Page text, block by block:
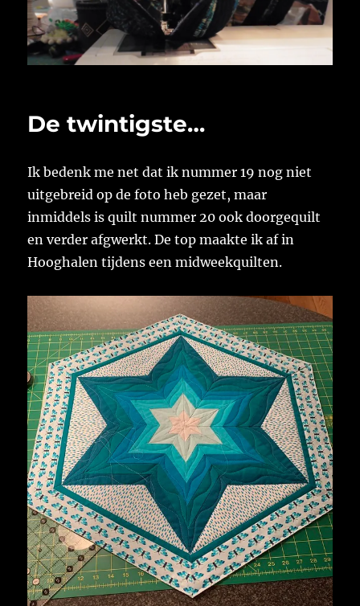
De twintigste…
Ik bedenk me net dat ik nummer 19 nog niet
uitgebreid op de foto heb gezet, maar
inmiddels is quilt nummer 20 ook doorgequilt
en verder afgwerkt. De top maakte ik af in
Hooghalen tijdens een midweekquilten.